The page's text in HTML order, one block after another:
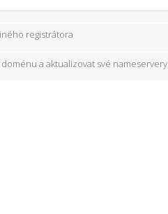
registrátora
a aktualizovat své nameservery